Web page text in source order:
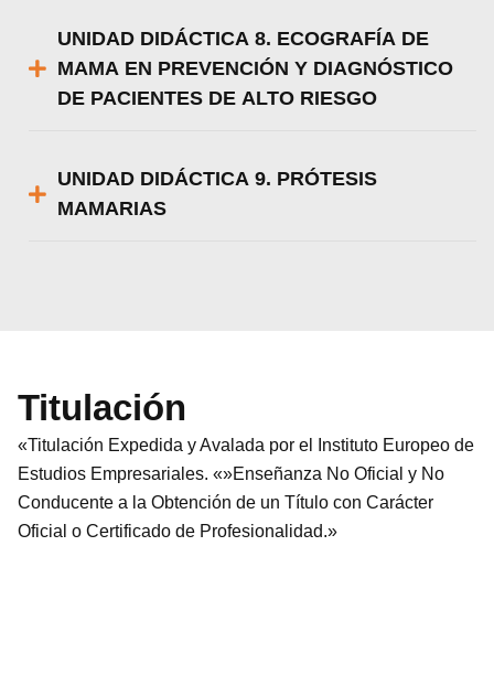
UNIDAD DIDÁCTICA 8. ECOGRAFÍA DE
MAMA EN PREVENCIÓN Y DIAGNÓSTICO
DE PACIENTES DE ALTO RIESGO
UNIDAD DIDÁCTICA 9. PRÓTESIS
MAMARIAS
Titulación
«Titulación Expedida y Avalada por el Instituto Europeo de
Estudios Empresariales. «»Enseñanza No Oficial y No
Conducente a la Obtención de un Título con Carácter
Oficial o Certificado de Profesionalidad.»